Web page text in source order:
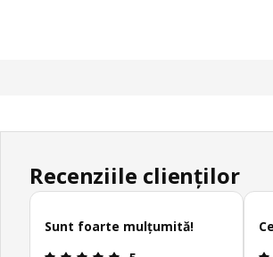
Recenziile clienților
Omite recenziile clienților
Sunt foarte mulțumită!